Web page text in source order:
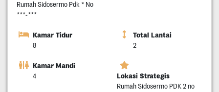
Rumah Sidosermo Pdk * No
***-***
Kamar Tidur
8
Total Lantai
2
Kamar Mandi
4 Lokasi Strategis
Rumah Sidosermo PDK 2 no